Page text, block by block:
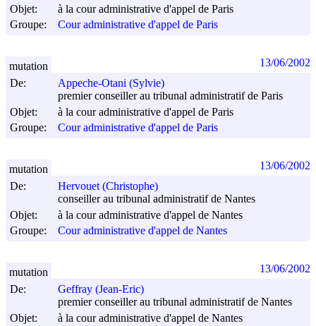
Objet:
à la cour administrative d'appel de Paris
Groupe:
Cour administrative d'appel de Paris
De:
Appeche-Otani (Sylvie)
premier conseiller au tribunal administratif de Paris
Objet:
à la cour administrative d'appel de Paris
Groupe:
Cour administrative d'appel de Paris
mutation 13/06/2002
De:
Hervouet (Christophe)
conseiller au tribunal administratif de Nantes
Objet:
à la cour administrative d'appel de Nantes
Groupe:
Cour administrative d'appel de Nantes
mutation 13/06/2002
De:
Geffray (Jean-Eric)
premier conseiller au tribunal administratif de Nantes
Objet:
à la cour administrative d'appel de Nantes
mutation 13/06/2002